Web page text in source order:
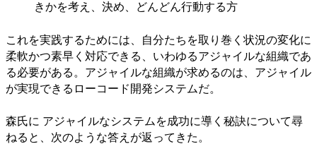
きかを考え、決め、どんどん行動する方
これを実践するためには、自分たちを取り巻く状況の変化に
柔軟かつ素早く対応できる、いわゆるアジャイルな組織であ
る必要がある。アジャイルな組織が求めるのは、アジャイル
が実現できるローコード開発システムだ。
森氏に アジャイルなシステムを成功に導く秘訣について尋
ねると、次のような答えが返ってきた。